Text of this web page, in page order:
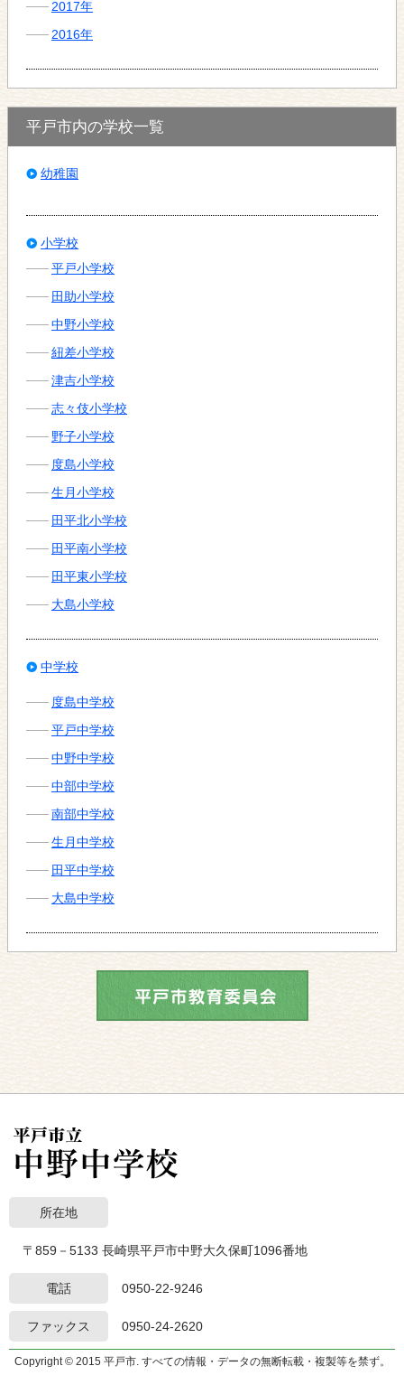
2017年
2016年
平戸市内の学校一覧
幼稚園
小学校
平戸小学校
田助小学校
中野小学校
紐差小学校
津吉小学校
志々伎小学校
野子小学校
度島小学校
生月小学校
田平北小学校
田平南小学校
田平東小学校
大島小学校
中学校
度島中学校
平戸中学校
中野中学校
中部中学校
南部中学校
生月中学校
田平中学校
大島中学校
所在地
〒859－5133 長崎県平戸市中野大久保町1096番地
電話 0950-22-9246
ファックス 0950-24-2620
Copyright © 2015 平戸市. すべての情報・データの無断転載・複製等を禁ず。